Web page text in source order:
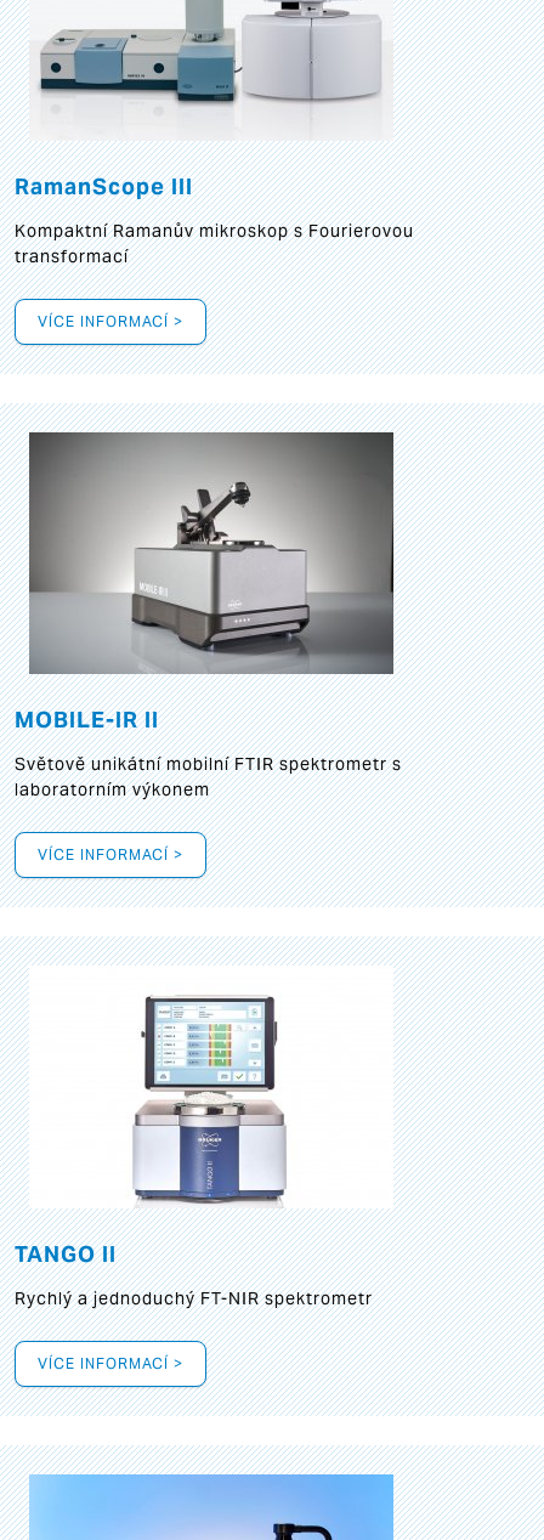
RamanScope III
Kompaktní Ramanův mikroskop s Fourierovou
transformací
VÍCE INFORMACÍ >
MOBILE-IR II
Světově unikátní mobilní FTIR spektrometr s
laboratorním výkonem
VÍCE INFORMACÍ >
TANGO II
Rychlý a jednoduchý FT-NIR spektrometr
VÍCE INFORMACÍ >